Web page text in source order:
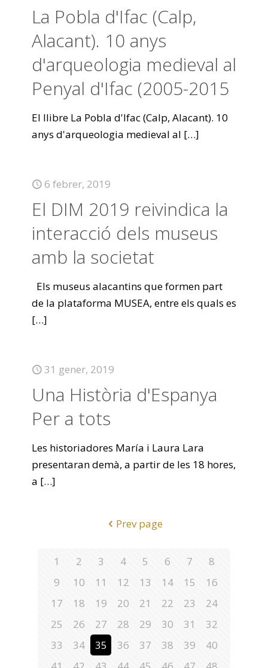
La Pobla d'Ifac (Calp,
Alacant). 10 anys
d'arqueologia medieval al
Penyal d'Ifac (2005-2015
El llibre La Pobla d'Ifac (Calp, Alacant). 10
anys d'arqueologia medieval al […]
6 febrer, 2019
El DIM 2019 reivindica la
interacció dels museus
amb la societat
Els museus alacantins que formen part
de la plataforma MUSEA, entre els quals es
[…]
31 gener, 2019
Una Història d'Espanya
Per a tots
Les historiadores María i Laura Lara
presentaran demà, a partir de les 18 hores,
a […]
Prev page
1 2 3 4 5 6 7
8
9
10 11 12 13 14 15
16
17
18 19 20 21 22 23
24
25
26 27 28 29 30 31
32
33
34 35 36 37 38 39
40